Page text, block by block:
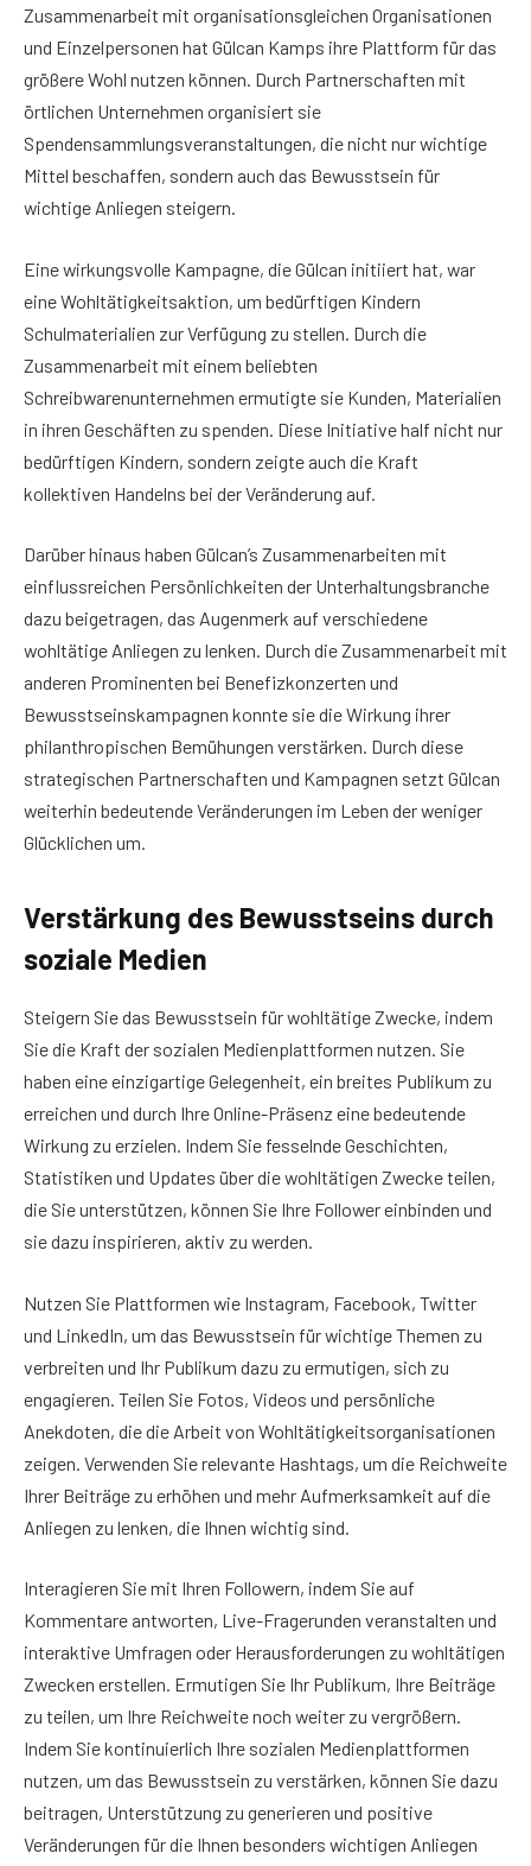
Zusammenarbeit mit organisationsgleichen Organisationen
und Einzelpersonen hat Gülcan Kamps ihre Plattform für das
größere Wohl nutzen können. Durch Partnerschaften mit
örtlichen Unternehmen organisiert sie
Spendensammlungsveranstaltungen, die nicht nur wichtige
Mittel beschaffen, sondern auch das Bewusstsein für
wichtige Anliegen steigern.
Eine wirkungsvolle Kampagne, die Gülcan initiiert hat, war
eine Wohltätigkeitsaktion, um bedürftigen Kindern
Schulmaterialien zur Verfügung zu stellen. Durch die
Zusammenarbeit mit einem beliebten
Schreibwarenunternehmen ermutigte sie Kunden, Materialien
in ihren Geschäften zu spenden. Diese Initiative half nicht nur
bedürftigen Kindern, sondern zeigte auch die Kraft
kollektiven Handelns bei der Veränderung auf.
Darüber hinaus haben Gülcan’s Zusammenarbeiten mit
einflussreichen Persönlichkeiten der Unterhaltungsbranche
dazu beigetragen, das Augenmerk auf verschiedene
wohltätige Anliegen zu lenken. Durch die Zusammenarbeit mit
anderen Prominenten bei Benefizkonzerten und
Bewusstseinskampagnen konnte sie die Wirkung ihrer
philanthropischen Bemühungen verstärken. Durch diese
strategischen Partnerschaften und Kampagnen setzt Gülcan
weiterhin bedeutende Veränderungen im Leben der weniger
Glücklichen um.
Verstärkung des Bewusstseins durch
soziale Medien
Steigern Sie das Bewusstsein für wohltätige Zwecke, indem
Sie die Kraft der sozialen Medienplattformen nutzen. Sie
haben eine einzigartige Gelegenheit, ein breites Publikum zu
erreichen und durch Ihre Online-Präsenz eine bedeutende
Wirkung zu erzielen. Indem Sie fesselnde Geschichten,
Statistiken und Updates über die wohltätigen Zwecke teilen,
die Sie unterstützen, können Sie Ihre Follower einbinden und
sie dazu inspirieren, aktiv zu werden.
Nutzen Sie Plattformen wie Instagram, Facebook, Twitter
und LinkedIn, um das Bewusstsein für wichtige Themen zu
verbreiten und Ihr Publikum dazu zu ermutigen, sich zu
engagieren. Teilen Sie Fotos, Videos und persönliche
Anekdoten, die die Arbeit von Wohltätigkeitsorganisationen
zeigen. Verwenden Sie relevante Hashtags, um die Reichweite
Ihrer Beiträge zu erhöhen und mehr Aufmerksamkeit auf die
Anliegen zu lenken, die Ihnen wichtig sind.
Interagieren Sie mit Ihren Followern, indem Sie auf
Kommentare antworten, Live-Fragerunden veranstalten und
interaktive Umfragen oder Herausforderungen zu wohltätigen
Zwecken erstellen. Ermutigen Sie Ihr Publikum, Ihre Beiträge
zu teilen, um Ihre Reichweite noch weiter zu vergrößern.
Indem Sie kontinuierlich Ihre sozialen Medienplattformen
nutzen, um das Bewusstsein zu verstärken, können Sie dazu
beitragen, Unterstützung zu generieren und positive
Veränderungen für die Ihnen besonders wichtigen Anliegen